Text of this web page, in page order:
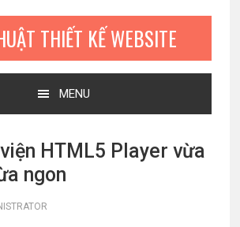
THIẾT KẾ WEBSITE
MENU
HTML5 Player vừa
ngon